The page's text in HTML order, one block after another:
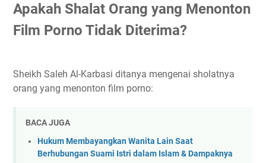
Apakah Shalat Orang yang Menonton
Film Porno Tidak Diterima?
Sheikh Saleh Al-Karbasi ditanya mengenai sholatnya
orang yang menonton film porno:
BACA JUGA
Hukum Membayangkan Wanita Lain Saat
Berhubungan Suami Istri dalam Islam & Dampaknya